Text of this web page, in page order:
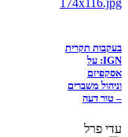
בעקבות תקרית
IGN: על
אסקפיזם
וניהול משברים
– טור דעה
עדי פרל